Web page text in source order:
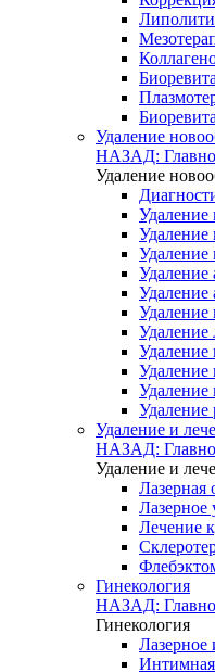
Удаление
НАЗАД:
Удаление
Удаление
Удаление
Удаление
Удаление
Удаление
Удаление
Удаление
Удаление и
НАЗАД:
Удаление и
Лазерная
Лазерное
Лечение
Гинекология
НАЗАД:
Гинекология
Лазерное
Интимная